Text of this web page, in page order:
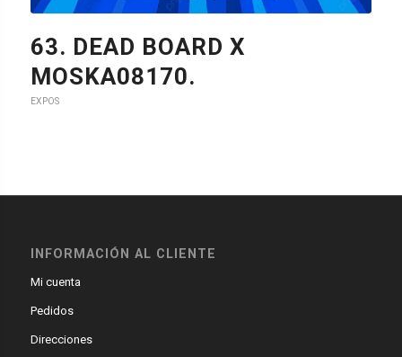
58. IKARA SKATES.
EXPOS
INFORMACIÓN AL CLIENTE
Pedidos
Direcciones
FORMAS DE PAGO